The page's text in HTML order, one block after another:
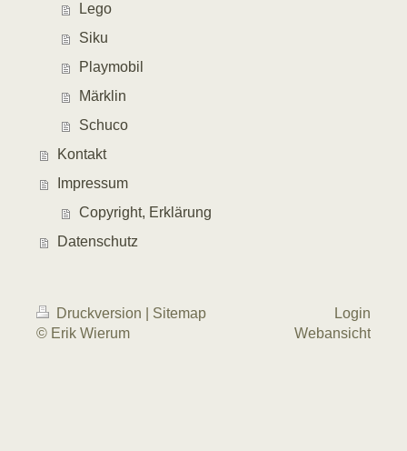
Lego
Siku
Playmobil
Märklin
Schuco
Kontakt
Impressum
Copyright, Erklärung
Datenschutz
Druckversion
Sitemap
© Erik Wierum
Login
Webansicht